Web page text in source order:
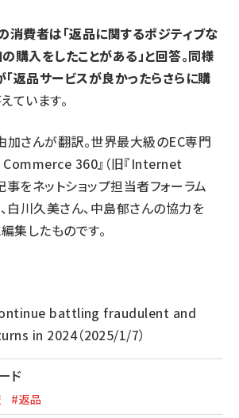
消費者は「返品に関するポジティブな
購入をしたことがある」と回答。同様
返品サービスが良かったらさらに購
ています。
加さんが翻訳。世界最大級のEC専門
Commerce 360』（旧『Internet
事をネットショップ担当者フォーラム
、 白川久美さん、 中島郁さんの協力を
集したものです。
battling fraudulent and
in 2024（2025/1/7）
ド
#返品